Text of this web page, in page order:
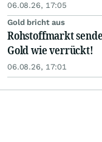
06.08.26, 17:05
Gold bricht aus
Rohstoffmarkt
Gold wie verrückt!
06.08.26, 17:01